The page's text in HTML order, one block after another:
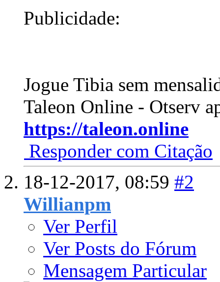
Publicidade:
Jogue Tibia sem
Taleon Online - Otserv
https://taleon.online
Responder com Citação
18-12-2017, 08:59 #2
Willianpm
Ver Perfil
Ver Posts do Fórum
Mensagem Particular